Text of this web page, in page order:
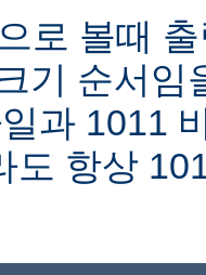
로 볼때
기 순서임
과 1011
도 항상